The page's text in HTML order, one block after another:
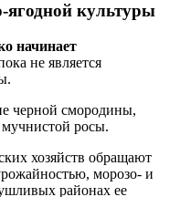
ягодной культуры
начинает
не является
черной смородины,
мучнистой росы.
хозяйств обращают
морозо- и
районах ее